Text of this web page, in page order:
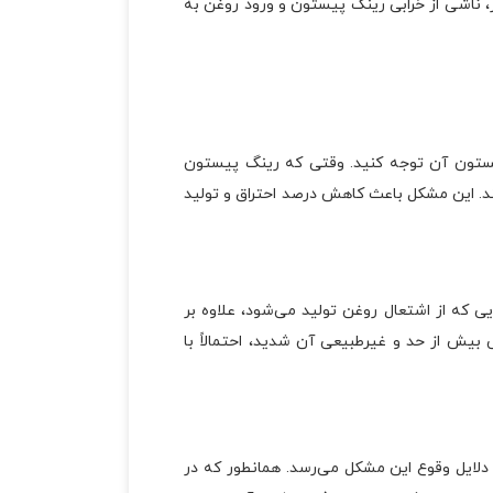
ناشی از خرابی رینگ پیستون و ورود روغن به
آن توجه کنید. وقتی که رینگ پیستون
این مشکل باعث کاهش درصد احتراق و تولید
که از اشتعال روغن تولید می‌شود، علاوه بر
بیش از حد و غیرطبیعی آن شدید، احتمالاً با
وقوع این مشکل می‌رسد. همانطور که در